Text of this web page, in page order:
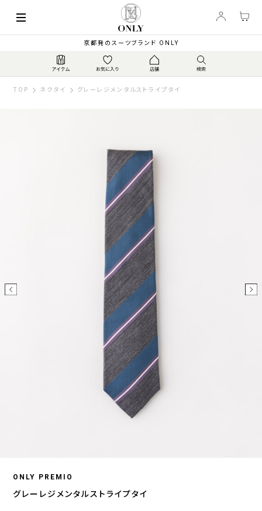
京都発のスーツブランド ONLY
TOP ネクタイ グレーレジメンタルストライプタイ
ONLY PREMIO
グレーレジメンタルストライプタイ